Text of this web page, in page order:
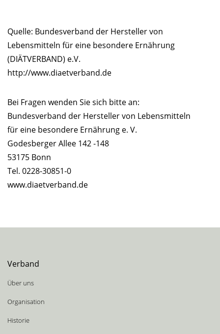
Quelle: Bundesverband der Hersteller von
Lebensmitteln für eine besondere Ernährung
(DIÄTVERBAND) e.V.
http://www.diaetverband.de
Bei Fragen wenden Sie sich bitte an:
Bundesverband der Hersteller von Lebensmitteln
für eine besondere Ernährung e. V.
Godesberger Allee 142 -148
53175 Bonn
Tel. 0228-30851-0
www.diaetverband.de
Verband
Über uns
Organisation
Historie